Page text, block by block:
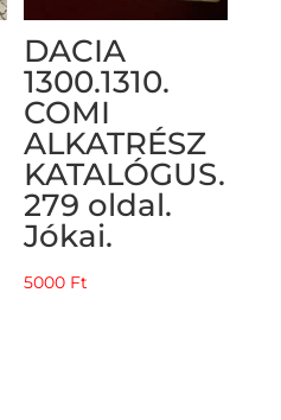
DACIA
1300.1310.
COMI
ALKATRÉSZ
KATALÓGUS.
279 oldal.
Jókai.
5000 Ft